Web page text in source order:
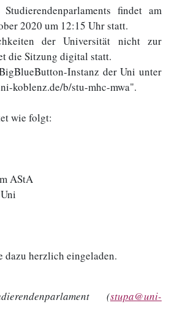
findet am
2020 um 12:15 Uhr statt.
der Universität nicht zur
die Sitzung digital statt.
Instanz der Uni unter
koblenz.de/b/stu-mhc-mwa".
wie folgt:
AStA
herzlich eingeladen.
(stupa@uni-